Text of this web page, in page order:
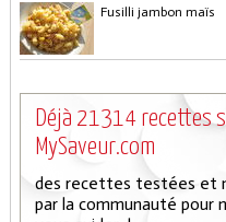
Fusilli jambon maïs
Déjà 21314 recettes
MySaveur.com
des recettes testées et
par la communauté pour